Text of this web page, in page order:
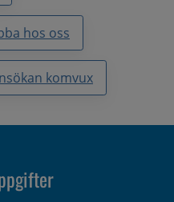
hos oss
komvux